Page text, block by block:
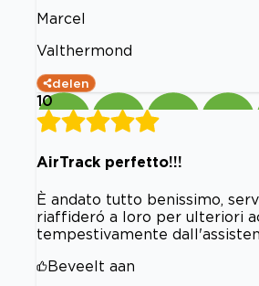
Marcel
Valthermond
delen
10
AirTrack perfetto!!!
È andato tutto benissimo,
riaffideró a loro per ulteriori
tempestivamente
Beveelt aan